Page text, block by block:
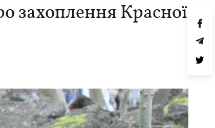
захоплення Красної